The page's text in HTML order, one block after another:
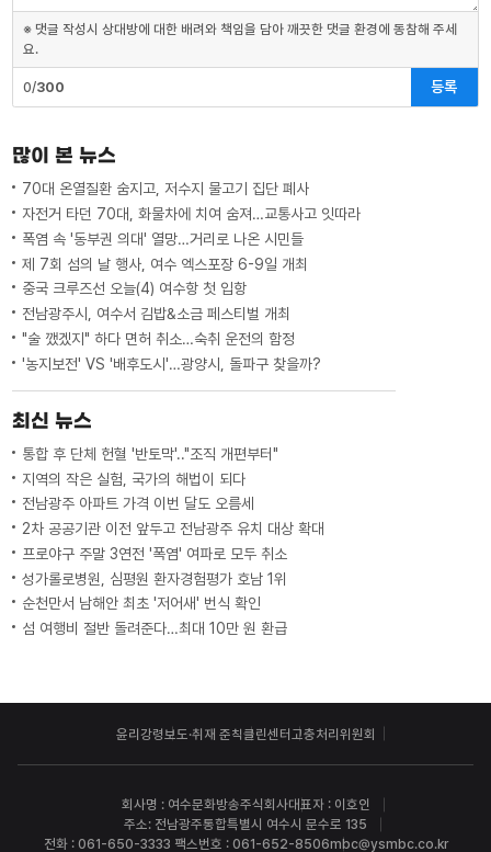
※ 댓글 작성시 상대방에 대한 배려와 책임을 담아 깨끗한 댓글 환경에 동참해 주세
요.
0/300 등록
많이 본 뉴스
70대 온열질환 숨지고, 저수지 물고기 집단 폐사
자전거 타던 70대, 화물차에 치여 숨져…교통사고 잇따라
폭염 속 '동부권 의대' 열망…거리로 나온 시민들
제 7회 섬의 날 행사, 여수 엑스포장 6-9일 개최
중국 크루즈선 오늘(4) 여수항 첫 입항
전남광주시, 여수서 김밥&소금 페스티벌 개최
"술 깼겠지" 하다 면허 취소…숙취 운전의 함정
'농지보전' VS '배후도시'…광양시, 돌파구 찾을까?
최신 뉴스
통합 후 단체 헌혈 '반토막'.."조직 개편부터"
지역의 작은 실험, 국가의 해법이 되다
전남광주 아파트 가격 이번 달도 오름세
2차 공공기관 이전 앞두고 전남광주 유치 대상 확대
프로야구 주말 3연전 '폭염' 여파로 모두 취소
성가롤로병원, 심평원 환자경험평가 호남 1위
순천만서 남해안 최초 '저어새' 번식 확인
섬 여행비 절반 돌려준다…최대 10만 원 환급
윤리강령 보도·취재 준칙클린센터 고충처리위원회
회사명 : 여수문화방송주식회사대표자 : 이호인
주소: 전남광주통합특별시 여수시 문수로 135
전화 : 061-650-3333 팩스번호 : 061-652-8506mbc@ysmbc.co.kr